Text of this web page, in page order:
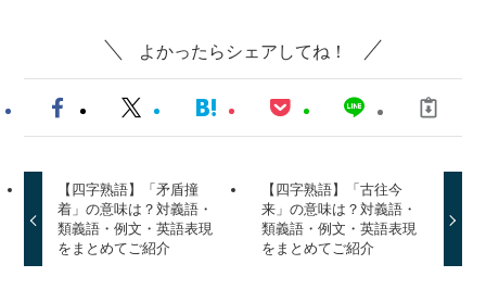
よかったらシェアしてね！
【四字熟語】「矛盾撞
着」の意味は？対義語・
類義語・例文・英語表現
をまとめてご紹介
【四字熟語】「古往今
来」の意味は？対義語・
類義語・例文・英語表現
をまとめてご紹介